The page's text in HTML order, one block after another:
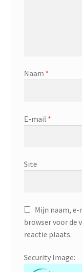
Naam *
E-mail *
Site
Mijn naam,
browser voor de
reactie plaats.
Security Image: